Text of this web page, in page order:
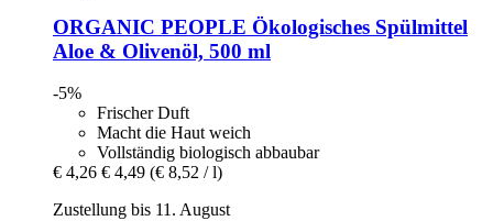
ORGANIC PEOPLE Ökologisches Spülmittel
Aloe & Olivenöl, 500 ml
-5%
Frischer Duft
Macht die Haut weich
Vollständig biologisch abbaubar
€ 4,26 € 4,49 (€ 8,52 / l)
Zustellung bis 11. August